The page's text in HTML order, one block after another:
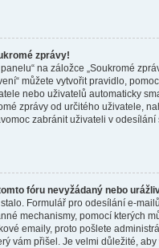
zprávy!
na záložce „Soukromé
můžete vytvořit pravidlo,
nebo uživatelů automaticky
zprávy od určitého uživatele,
zabránit uživateli v odesílání
fóru nevyžádaný nebo
Formulář pro odesílání e-
mechanismy, pomocí kterých
emaily, proto pošlete
vám přišel. Je velmi důležité, aby